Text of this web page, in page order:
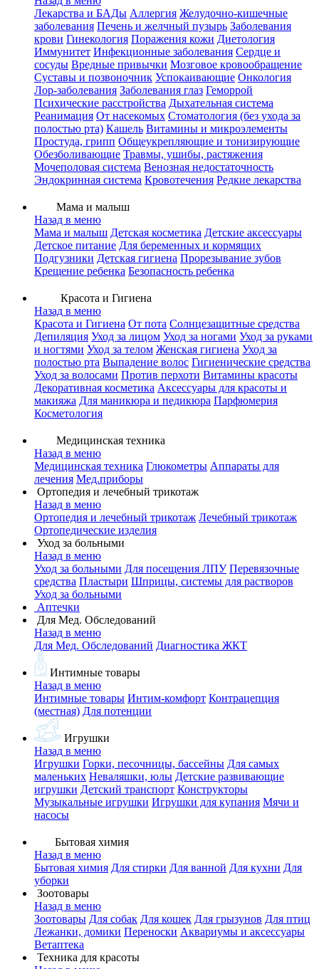
Лекарства и БАДы Аллергия Желудочно-кишечные
заболевания Печень и желчный пузырь Заболевания
крови Гинекология Поражения кожи Диетология
Иммунитет Инфекционные заболевания Сердце и
сосуды Вредные привычки Мозговое кровообращение
Суставы и позвоночник Успокаивающие Онкология
Лор-заболевания Заболевания глаз Геморрой
Психические расстройства Дыхательная система
Реанимация От насекомых Стоматология (без ухода за
полостью рта) Кашель Витамины и микроэлементы
Простуда, грипп Общеукрепляющие и тонизирующие
Обезболивающие Травмы, ушибы, растяжения
Мочеполовая система Венозная недостаточность
Эндокринная система Кровотечения Редкие лекарства
Мама и малыш
Назад в меню
Мама и малыш Детская косметика Детские аксессуары
Детское питание Для беременных и кормящих
Подгузники Детская гигиена Прорезывание зубов
Крещение ребенка Безопасность ребенка
Красота и Гигиена
Назад в меню
Красота и Гигиена От пота Солнцезащитные средства
Депиляция Уход за лицом Уход за ногами Уход за руками
и ногтями Уход за телом Женская гигиена Уход за
полостью рта Выпадение волос Гигиенические средства
Уход за волосами Против перхоти Витамины красоты
Декоративная косметика Аксессуары для красоты и
макияжа Для маникюра и педикюра Парфюмерия
Косметология
Медицинская техника
Назад в меню
Медицинская техника Глюкометры Аппараты для
лечения Мед.приборы
Ортопедия и лечебный трикотаж
Назад в меню
Ортопедия и лечебный трикотаж Лечебный трикотаж
Ортопедические изделия
Уход за больными
Назад в меню
Уход за больными Для посещения ЛПУ Перевязочные
средства Пластыри Шприцы, системы для растворов
Уход за больными
Аптечки
Для Мед. Обследований
Назад в меню
Для Мед. Обследований Диагностика ЖКТ
Интимные товары
Назад в меню
Интимные товары Интим-комфорт Контрацепция
(местная) Для потенции
Игрушки
Назад в меню
Игрушки Горки, песочницы, бассейны Для самых
маленьких Неваляшки, юлы Детские развивающие
игрушки Детский транспорт Конструкторы
Музыкальные игрушки Игрушки для купания Мячи и
насосы
Бытовая химия
Назад в меню
Бытовая химия Для стирки Для ванной Для кухни Для
уборки
Зоотовары
Назад в меню
Зоотовары Для собак Для кошек Для грызунов Для птиц
Лежанки, домики Переноски Аквариумы и аксессуары
Ветаптека
Техника для красоты